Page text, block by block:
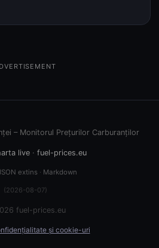
– Monitorul Prețurilor Carburanților
live· fuel-prices.eu
extins· Markdown
(2026-08-07)
fuel-prices.eu
și cookie-uri